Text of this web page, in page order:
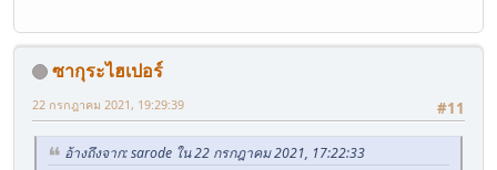
ซากุระไฮเปอร์
#11
22 กรกฎาคม 2021, 19:29:39
อ้างถึงจาก: sarode ใน 22 กรกฎาคม 2021, 17:22:33